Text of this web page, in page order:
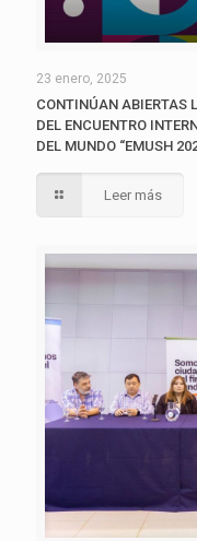
23 enero, 2025
CONTINÚAN ABIERTAS
DEL ENCUENTRO
DEL MUNDO “EMUSH
Leer más